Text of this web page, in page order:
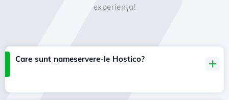
experiența!
Care sunt nameservere-le Hostico?